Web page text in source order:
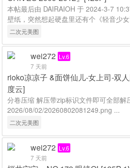
本帖最后由 DAIRAIOH 于 2024-3-7
壁纸，突然想起硬盘里还有个《轻音少
二次元美图
wei272 Lv.6
7 天前
rioko凉凉子 &面饼仙儿-女上司-双
度云]
分卷压缩 解压带zip标识文件即可全部
2026/08/02/20260802081249.png ...
二次元美图
wei272 Lv.6
7 天前